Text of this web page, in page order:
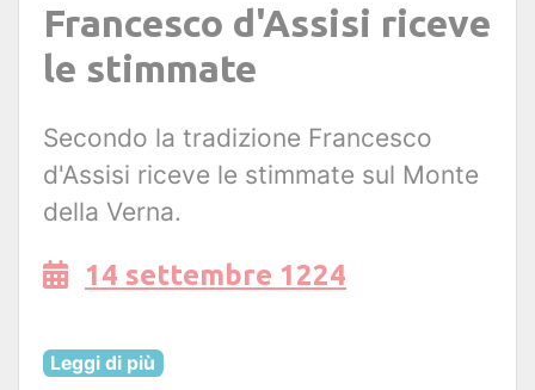
Francesco d'Assisi riceve
le stimmate
Secondo la tradizione Francesco
d'Assisi riceve le stimmate sul Monte
della Verna.
14 settembre 1224
Leggi di più